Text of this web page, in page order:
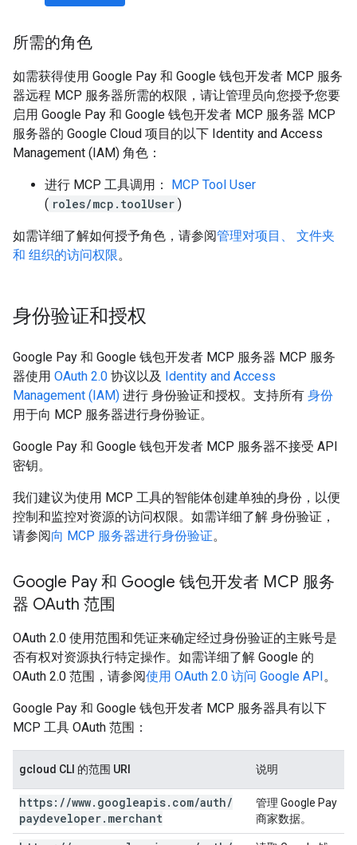
所需的角色
如需获得使用 Google Pay 和 Google 钱包开发者 MCP 服务
器远程 MCP 服务器所需的权限，请让管理员向您授予您要
启用 Google Pay 和 Google 钱包开发者 MCP 服务器 MCP
服务器的 Google Cloud 项目的以下 Identity and Access
Management (IAM) 角色：
进行 MCP 工具调用： MCP Tool User
( roles/mcp.toolUser )
如需详细了解如何授予角色，请参阅管理对项目、 文件夹
和 组织的访问权限。
身份验证和授权
Google Pay 和 Google 钱包开发者 MCP 服务器 MCP 服务
器使用 OAuth 2.0 协议以及 Identity and Access
Management (IAM) 进行 身份验证和授权。支持所有 身份
用于向 MCP 服务器进行身份验证。
Google Pay 和 Google 钱包开发者 MCP 服务器不接受 API
密钥。
我们建议为使用 MCP 工具的智能体创建单独的身份，以便
控制和监控对资源的访问权限。如需详细了解 身份验证，
请参阅向 MCP 服务器进行身份验证。
Google Pay 和 Google 钱包开发者 MCP 服务
器 OAuth 范围
OAuth 2.0 使用范围和凭证来确定经过身份验证的主账号是
否有权对资源执行特定操作。如需详细了解 Google 的
OAuth 2.0 范围，请参阅使用 OAuth 2.0 访问 Google API。
Google Pay 和 Google 钱包开发者 MCP 服务器具有以下
MCP 工具 OAuth 范围：
gcloud CLI 的范围 URI 说明
https: //www. googleapis. com/auth/
paydeveloper. merchant
管理 Google Pay
商家数据。